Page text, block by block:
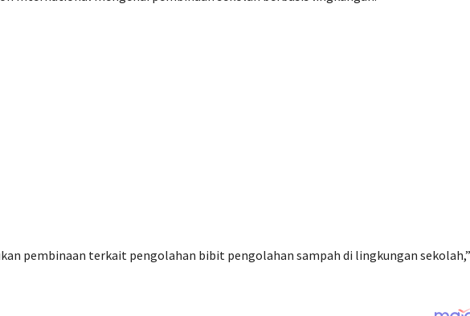
pembinaan terkait pengolahan bibit pengolahan sampah di lingkungan sekolah,”